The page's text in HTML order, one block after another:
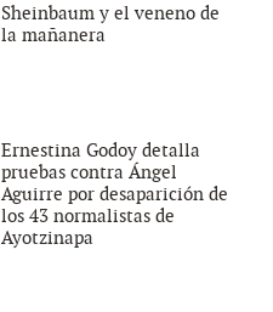
Sheinbaum y el veneno de
la mañanera
Ernestina Godoy detalla
pruebas contra Ángel
Aguirre por desaparición de
los 43 normalistas de
Ayotzinapa